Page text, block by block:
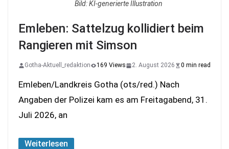
Bild: KI-generierte Illustration
Emleben: Sattelzug kollidiert beim
Rangieren mit Simson
Gotha-Aktuell_redaktion 169 Views 2. August 2026 0 min read
Emleben/Landkreis Gotha (ots/red.) Nach
Angaben der Polizei kam es am Freitagabend, 31.
Juli 2026, an
Weiterlesen